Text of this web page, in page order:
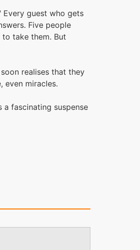
Every guest who gets
Five people
take them. But
realises that they
even miracles.
fascinating suspense